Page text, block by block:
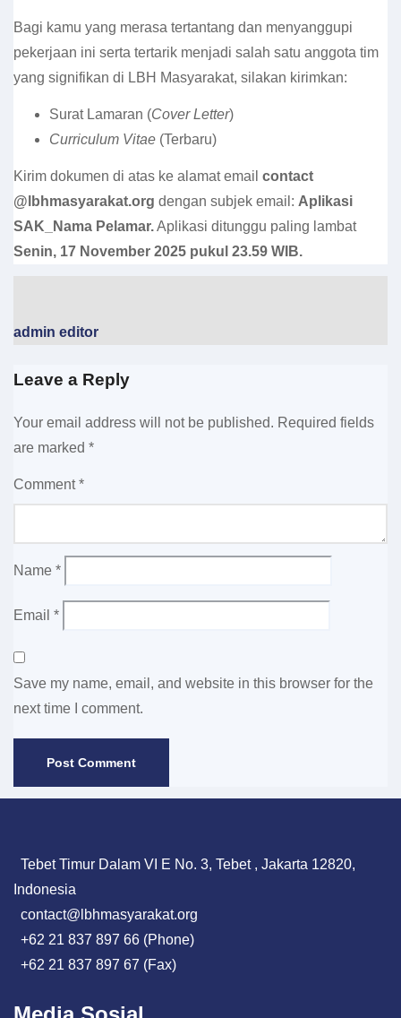
Bagi kamu yang merasa tertantang dan menyanggupi
pekerjaan ini serta tertarik menjadi salah satu anggota tim
yang signifikan di LBH Masyarakat, silakan kirimkan:
Surat Lamaran (Cover Letter)
Curriculum Vitae (Terbaru)
Kirim dokumen di atas ke alamat email contact
@lbhmasyarakat.org dengan subjek email: Aplikasi
SAK_Nama Pelamar.Aplikasi ditunggu paling lambat
Senin, 17 November 2025 pukul 23.59 WIB.
admin editor
Leave a Reply
Your email address will not be published. Required fields
are marked *
Comment*
Name *
Email *
Save my name, email, and website in this browser for the
next time I comment.
Tebet Timur Dalam VI E No. 3, Tebet , Jakarta 12820,
Indonesia
contact@lbhmasyarakat.org
+62 21 837 897 66 (Phone)
+62 21 837 897 67 (Fax)